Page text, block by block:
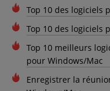
Top 10 des logiciels
Top 10 des logiciels
Top 10 meilleurs
pour Windows/Mac
Enregistrer la